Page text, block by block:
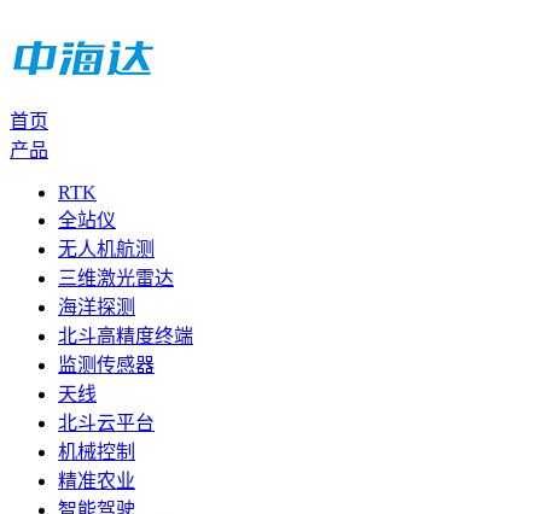
首页
产品
RTK
全站仪
无人机航测
三维激光雷达
海洋探测
北斗高精度终端
监测传感器
天线
北斗云平台
机械控制
精准农业
智能驾驶